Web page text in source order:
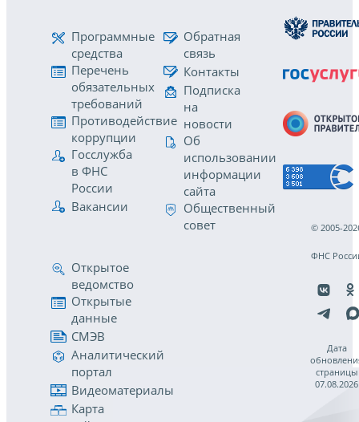
Программные
средства
Перечень
обязательных
требований
Противодействие
коррупции
Госслужба
в ФНС
России
Вакансии
Обратная
связь
Контакты
Подписка
на
новости
Об
использовании
информации
сайта
Общественный
совет
Открытое
ведомство
Открытые
данные
СМЭВ
Аналитический
портал
Видеоматериалы
Карта
© 2005-
ФНС
Дата
страницы
07.08.2026